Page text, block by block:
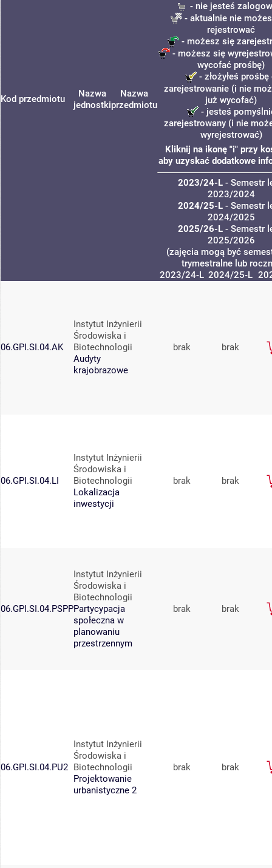
Kod przedmiotu
Nazwa
jednostki
Nazwa
przedmiotu
- nie jesteś
- aktualnie nie
rejestrować
- możesz się
- możesz się
wycofać prośbę)
- złożyłeś prośbę
zarejestrowanie (i nie
już wycofać)
- jesteś
zarejestrowany (i nie
wyrejestrować)
Kliknij na ikonę "i" przy
aby uzyskać dodatkowe
2023/24-L- Semestr
2023/2024
2024/25-L- Semestr
2024/2025
2025/26-L- Semestr
2025/2026
(zajęcia mogą być
trymestralne lub
2023/24-L 2024/25-L
06.GPI.SI.04.AK
Instytut Inżynierii
Środowiska i
Biotechnologii
Audyty
krajobrazowe
brak brak
06.GPI.SI.04.LI
Instytut Inżynierii
Środowiska i
Biotechnologii
Lokalizacja
inwestycji
brak brak
06.GPI.SI.04.PSPP
Instytut Inżynierii
Środowiska i
Biotechnologii
Partycypacja
społeczna w
planowaniu
przestrzennym
brak brak
06.GPI.SI.04.PU2
Instytut Inżynierii
Środowiska i
Biotechnologii
Projektowanie
urbanistyczne 2
brak brak